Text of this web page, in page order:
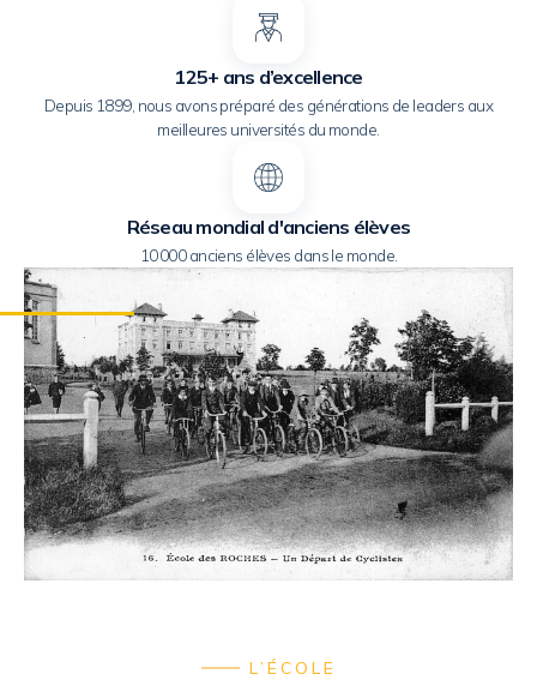
125+ ans d’excellence
Depuis 1899, nous avons préparé des générations de leaders aux
meilleures universités du monde.
Réseau mondial d'anciens élèves
10 000 anciens élèves dans le monde.
L’ÉCOLE